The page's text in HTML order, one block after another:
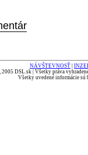
NÁVŠTEVNOSŤ
2005 DSL.sk | Všetky práva
Všetky uvedené informácie sú